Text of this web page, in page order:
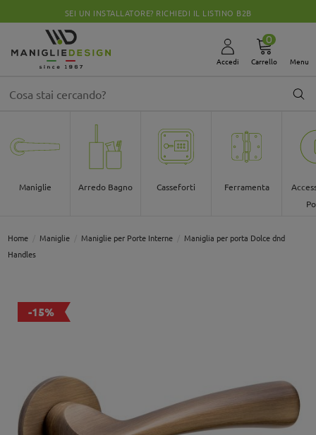
SEI UN INSTALLATORE? RICHIEDI IL LISTINO B2B
Accedi
0
Carrello Menu
Maniglie Arredo Bagno Casseforti Ferramenta
Home Maniglie Maniglie per Porte Interne
Maniglia per porta Dolce dnd
Handles
-15%